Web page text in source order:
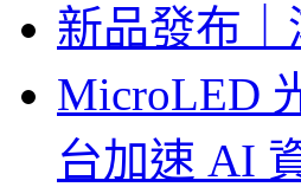
新品發布
MicroLED
台加速 AI